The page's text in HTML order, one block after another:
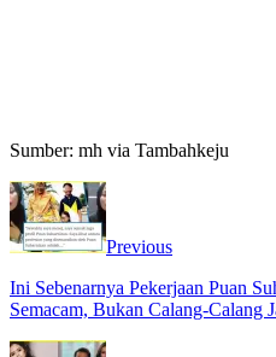
Sumber: mh via Tambahkeju
Previous
Ini Sebenarnya Pekerjaan Puan
Semacam, Bukan Calang-Calang